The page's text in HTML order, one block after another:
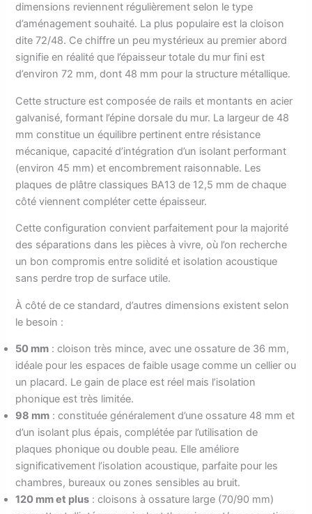
dimensions reviennent régulièrement selon le type
d’aménagement souhaité. La plus populaire est la cloison
dite 72/48. Ce chiffre un peu mystérieux au premier abord
signifie en réalité que l’épaisseur totale du mur fini est
d’environ 72 mm, dont 48 mm pour la structure métallique.
Cette structure est composée de rails et montants en acier
galvanisé, formant l’épine dorsale du mur. La largeur de 48
mm constitue un équilibre pertinent entre résistance
mécanique, capacité d’intégration d’un isolant performant
(environ 45 mm) et encombrement raisonnable. Les
plaques de plâtre classiques BA13 de 12,5 mm de chaque
côté viennent compléter cette épaisseur.
Cette configuration convient parfaitement pour la majorité
des séparations dans les pièces à vivre, où l’on recherche
un bon compromis entre solidité et isolation acoustique
sans perdre trop de surface utile.
À côté de ce standard, d’autres dimensions existent selon
le besoin :
50 mm : cloison très mince, avec une ossature de 36 mm,
idéale pour les espaces de faible usage comme un cellier ou
un placard. Le gain de place est réel mais l’isolation
phonique est très limitée.
98 mm : constituée généralement d’une ossature 48 mm et
d’un isolant plus épais, complétée par l’utilisation de
plaques phonique ou double peau. Elle améliore
significativement l’isolation acoustique, parfaite pour les
chambres, bureaux ou zones sensibles au bruit.
120 mm et plus : cloisons à ossature large (70/90 mm)